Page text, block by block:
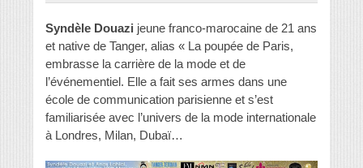
Syndèle Douazi jeune franco-marocaine de 21 ans
et native de Tanger, alias « La poupée de Paris,
embrasse la carrière de la mode et de
l’événementiel. Elle a fait ses armes dans une
école de communication parisienne et s’est
familiarisée avec l’univers de la mode internationale
à Londres, Milan, Dubaï…